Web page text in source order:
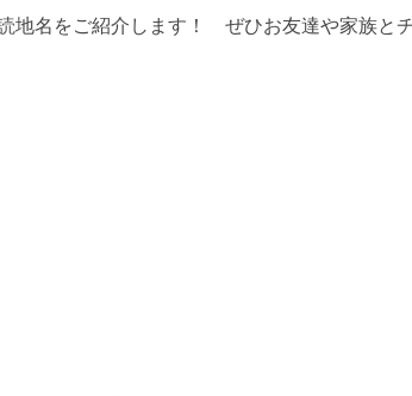
地名をご紹介します！ ぜひお友達や家族と